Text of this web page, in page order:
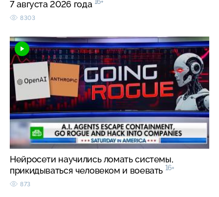
7 августа 2026 года
8303
Нейросети научились ломать системы,
прикидываться человеком и воевать 16+
873